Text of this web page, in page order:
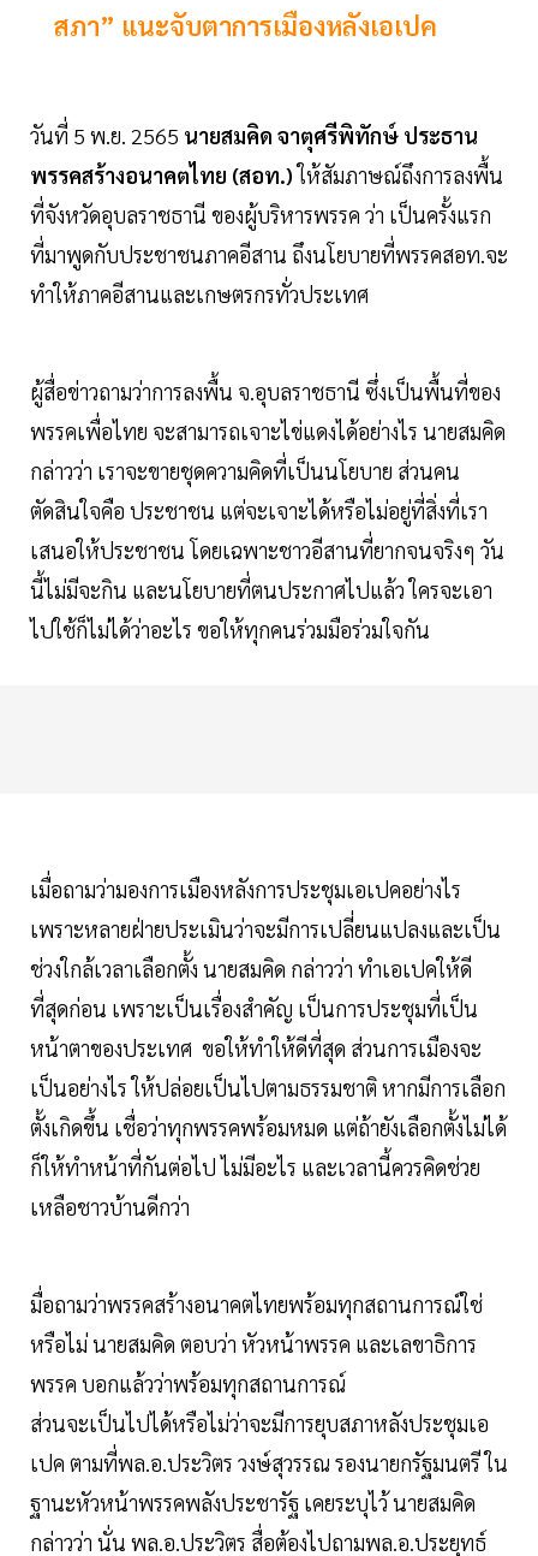
สภา” แนะจับตาการเมืองหลังเอเปค
วันที่ 5 พ.ย. 2565 นายสมคิด จาตุศรีพิทักษ์ ประธาน
พรรคสร้างอนาคตไทย (สอท.)ให้สัมภาษณ์ถึงการลงพื้น
ที่จังหวัดอุบลราชธานี ของผู้บริหารพรรค ว่า เป็นครั้งแรก
ที่มาพูดกับประชาชนภาคอีสาน ถึงนโยบายที่พรรคสอท.จะ
ทำให้ภาคอีสานและเกษตรกรทั่วประเทศ
ผู้สื่อข่าวถามว่าการลงพื้น จ.อุบลราชธานี ซึ่งเป็นพื้นที่ของ
พรรคเพื่อไทย จะสามารถเจาะไข่แดงได้อย่างไร นายสมคิด
กล่าวว่า เราจะขายชุดความคิดที่เป็นนโยบาย ส่วนคน
ตัดสินใจคือ ประชาชน แต่จะเจาะได้หรือไม่อยู่ที่สิ่งที่เรา
เสนอให้ประชาชน โดยเฉพาะชาวอีสานที่ยากจนจริงๆ วัน
นี้ไม่มีจะกิน และนโยบายที่ตนประกาศไปแล้ว ใครจะเอา
ไปใช้ก็ไม่ได้ว่าอะไร ขอให้ทุกคนร่วมมือร่วมใจกัน
เมื่อถามว่ามองการเมืองหลังการประชุมเอเปคอย่างไร
เพราะหลายฝ่ายประเมินว่าจะมีการเปลี่ยนแปลงและเป็น
ช่วงใกล้เวลาเลือกตั้ง นายสมคิด กล่าวว่า ทำเอเปคให้ดี
ที่สุดก่อน เพราะเป็นเรื่องสำคัญ เป็นการประชุมที่เป็น
หน้าตาของประเทศ ขอให้ทำให้ดีที่สุด ส่วนการเมืองจะ
เป็นอย่างไร ให้ปล่อยเป็นไปตามธรรมชาติ หากมีการเลือก
ตั้งเกิดขึ้น เชื่อว่าทุกพรรคพร้อมหมด แต่ถ้ายังเลือกตั้งไม่ได้
ก็ให้ทำหน้าที่กันต่อไป ไม่มีอะไร และเวลานี้ควรคิดช่วย
เหลือชาวบ้านดีกว่า
มื่อถามว่าพรรคสร้างอนาคตไทยพร้อมทุกสถานการณ์ใช่
หรือไม่ นายสมคิด ตอบว่า หัวหน้าพรรค และเลขาธิการ
พรรค บอกแล้วว่าพร้อมทุกสถานการณ์
ส่วนจะเป็นไปได้หรือไม่ว่าจะมีการยุบสภาหลังประชุมเอ
เปค ตามที่พล.อ.ประวิตร วงษ์สุวรรณ รองนายกรัฐมนตรี ใน
ฐานะหัวหน้าพรรคพลังประชารัฐ เคยระบุไว้ นายสมคิด
กล่าวว่า นั่น พล.อ.ประวิตร สื่อต้องไปถามพล.อ.ประยุทธ์